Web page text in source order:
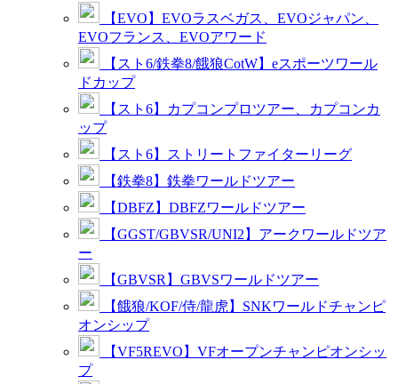
【EVO】EVOラスベガス、EVOジャパン、
EVOフランス、EVOアワード
【スト6/鉄拳8/餓狼CotW】eスポーツワール
ドカップ
【スト6】カプコンプロツアー、カプコンカ
ップ
【スト6】ストリートファイターリーグ
【鉄拳8】鉄拳ワールドツアー
【DBFZ】DBFZワールドツアー
【GGST/GBVSR/UNI2】アークワールドツア
ー
【GBVSR】GBVSワールドツアー
【餓狼/KOF/侍/龍虎】SNKワールドチャンピ
オンシップ
【VF5REVO】VFオープンチャンピオンシッ
プ